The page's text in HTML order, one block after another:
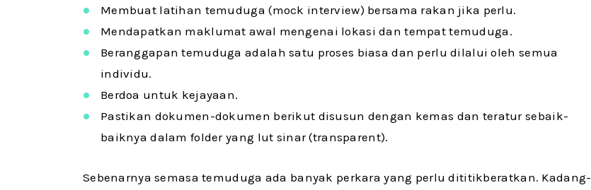
Membuat latihan temuduga (mock interview) bersama rakan jika perlu.
Mendapatkan maklumat awal mengenai lokasi dan tempat temuduga.
Beranggapan temuduga adalah satu proses biasa dan perlu dilalui oleh semua
individu.
Berdoa untuk kejayaan.
Pastikan dokumen-dokumen berikut disusun dengan kemas dan teratur sebaik-
baiknya dalam folder yang lut sinar (transparent).
Sebenarnya semasa temuduga ada banyak perkara yang perlu dititikberatkan. Kadang-